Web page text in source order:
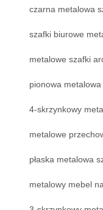
czarna metalowa
szafki biurowe
metalowe szafki
pionowa
4-skrzynkowy
metalowe
płaska metalowa
metalowy mebel